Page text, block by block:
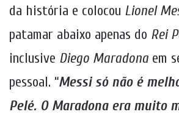
da história e colocou Lionel
patamar abaixo apenas do Rei
inclusive Diego Maradona em
pessoal. “Messi só não é
Pelé. O Maradona era muito